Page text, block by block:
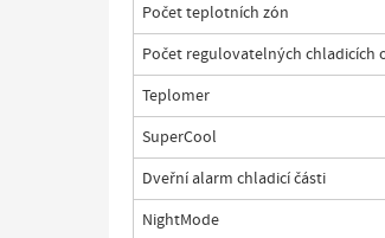
Počet teplotních zón
Počet regulovatelných chladicích
Teplomer
SuperCool
Dveřní alarm chladicí části
NightMode